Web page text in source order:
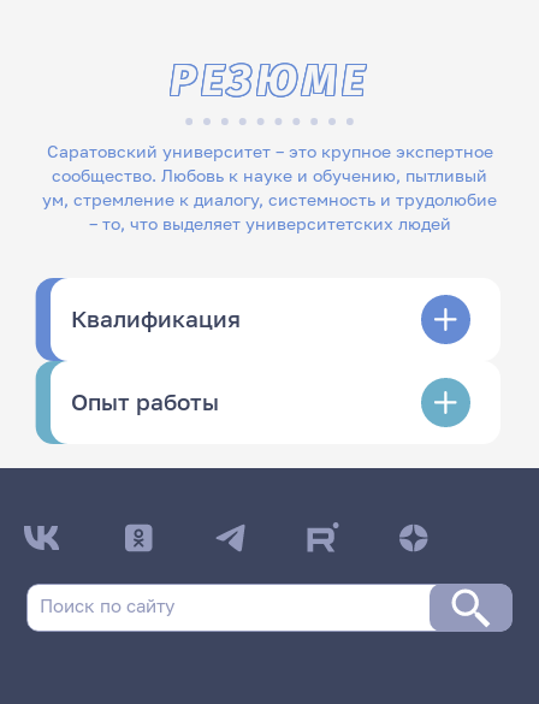
Саратовский университет – это крупное экспертное
сообщество. Любовь к науке и обучению, пытливый
ум, стремление к диалогу, системность и трудолюбие
– то, что выделяет университетских людей
РЕЗЮМЕ
Квалификация
Опыт работы